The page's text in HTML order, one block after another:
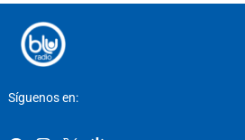
Síguenos en: